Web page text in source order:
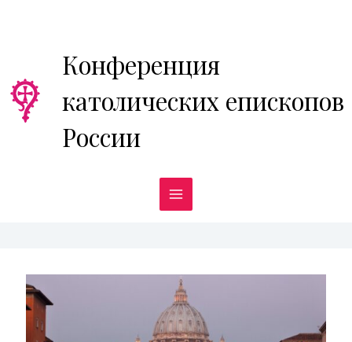
Конференция
католических епископов
России